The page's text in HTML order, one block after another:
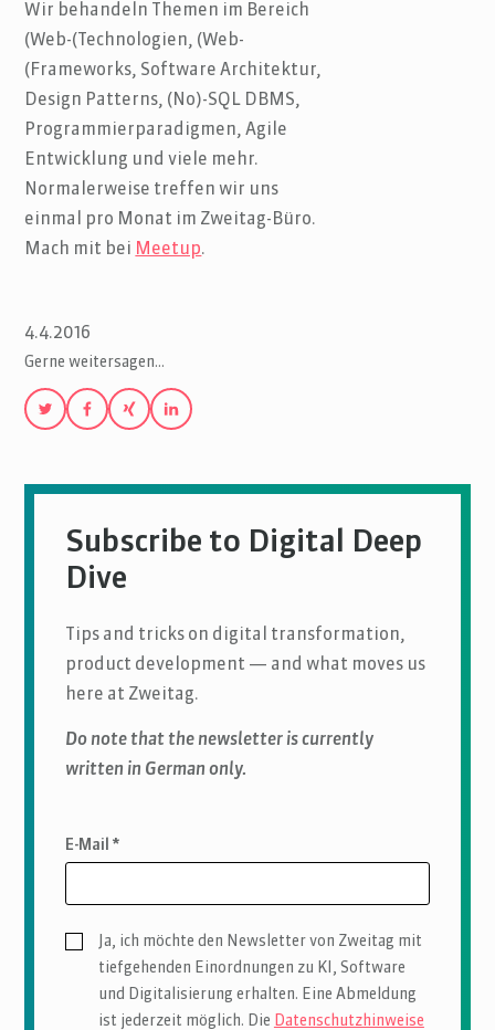
Wir behandeln Themen im Bereich
(Web-(Technologien, (Web-
(Frameworks, Software Architektur,
Design Patterns, (No)-SQL DBMS,
Programmierparadigmen, Agile
Entwicklung und viele mehr.
Normalerweise treffen wir uns
einmal pro Monat im Zweitag-Büro.
Mach mit bei Meetup.
4.4.2016
Gerne weitersagen…
Subscribe to Digital Deep
Dive
Tips and tricks on digital transformation,
product development — and what moves us
here at Zweitag.
Do note that the newsletter is currently
written in German only.
E-Mail *
Ja, ich möchte den Newsletter von Zweitag mit
tiefgehenden Einordnungen zu KI, Software
und Digitalisierung erhalten. Eine Abmeldung
ist jederzeit möglich. Die
Datenschutzhinweise